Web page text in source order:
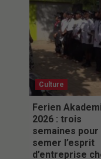
Culture
Ferien
2026 : trois
semaines pour
semer l’esprit
d’entreprise